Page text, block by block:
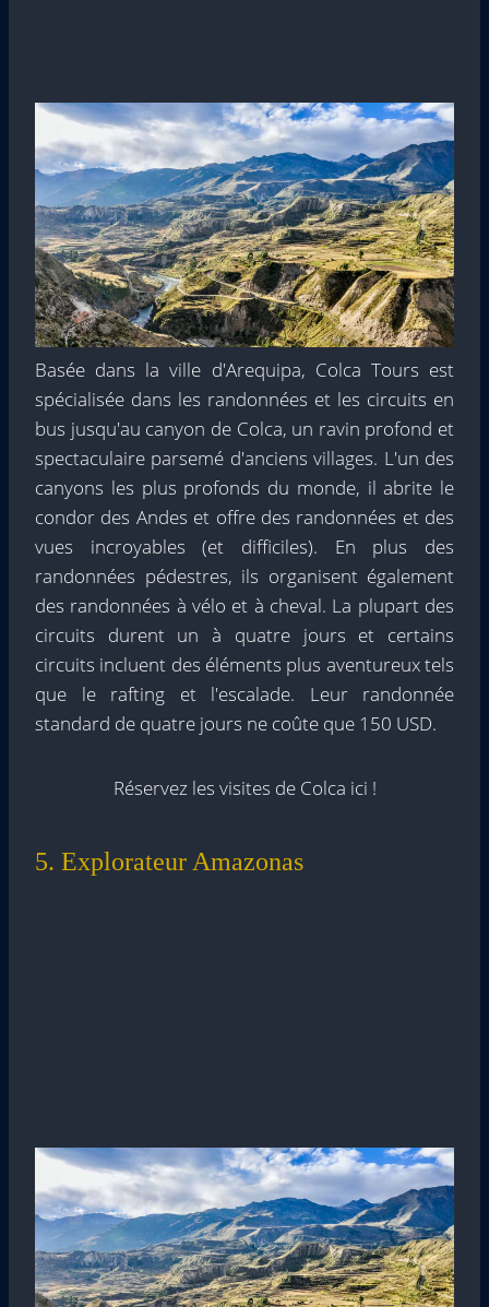
Basée dans la ville d'Arequipa, Colca Tours est
spécialisée dans les randonnées et les circuits en
bus jusqu'au canyon de Colca, un ravin profond et
spectaculaire parsemé d'anciens villages. L'un des
canyons les plus profonds du monde, il abrite le
condor des Andes et offre des randonnées et des
vues incroyables (et difficiles). En plus des
randonnées pédestres, ils organisent également
des randonnées à vélo et à cheval. La plupart des
circuits durent un à quatre jours et certains
circuits incluent des éléments plus aventureux tels
que le rafting et l'escalade. Leur randonnée
standard de quatre jours ne coûte que 150 USD.
Réservez les visites de Colca ici !
5. Explorateur Amazonas